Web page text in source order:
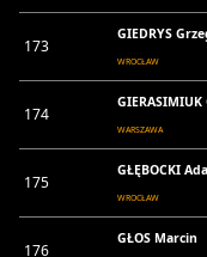
173
GIEDRYS
WROCŁAW
174
WARSZAWA
175
GŁĘBOCKI
WROCŁAW
176
GŁOS Marcin